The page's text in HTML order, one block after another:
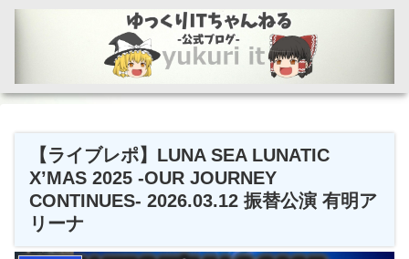
【ライブレポ】LUNA SEA LUNATIC
X’MAS 2025 -OUR JOURNEY
CONTINUES- 2026.03.12 振替公演 有明ア
リーナ